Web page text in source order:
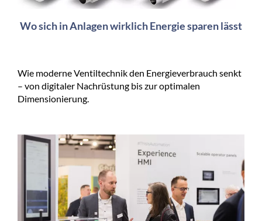
Wo sich in Anlagen wirklich Energie sparen lässt
Wie moderne Ventiltechnik den Energieverbrauch senkt
– von digitaler Nachrüstung bis zur optimalen
Dimensionierung.